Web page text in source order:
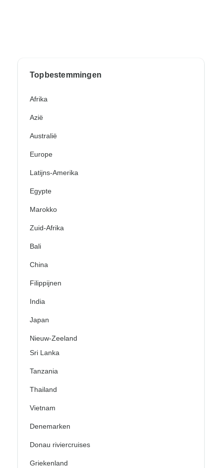
Topbestemmingen
Afrika
Azië
Australië
Europe
Latijns-Amerika
Egypte
Marokko
Zuid-Afrika
Bali
China
Filippijnen
India
Japan
Nieuw-Zeeland
Sri Lanka
Tanzania
Thailand
Vietnam
Denemarken
Donau riviercruises
Griekenland